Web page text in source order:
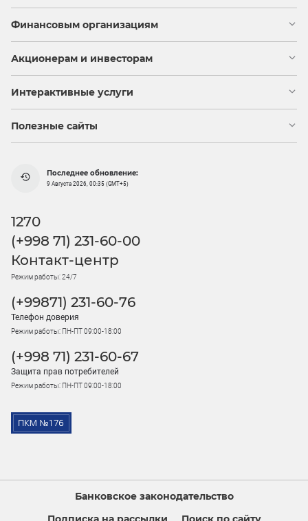
Финансовым организациям
Акционерам и инвесторам
Интерактивные услуги
Полезные сайты
Последнее обновление:
9 Августа 2026, 00:35 (GMT+5)
1270
(+998 71) 231-60-00
Контакт-центр
Режим работы: 24/7
(+99871) 231-60-76
Телефон доверия
Режим работы: ПН-ПТ 09:00-18:00
(+998 71) 231-60-67
Защита прав потребителей
Режим работы: ПН-ПТ 09:00-18:00
Банковское законодательство